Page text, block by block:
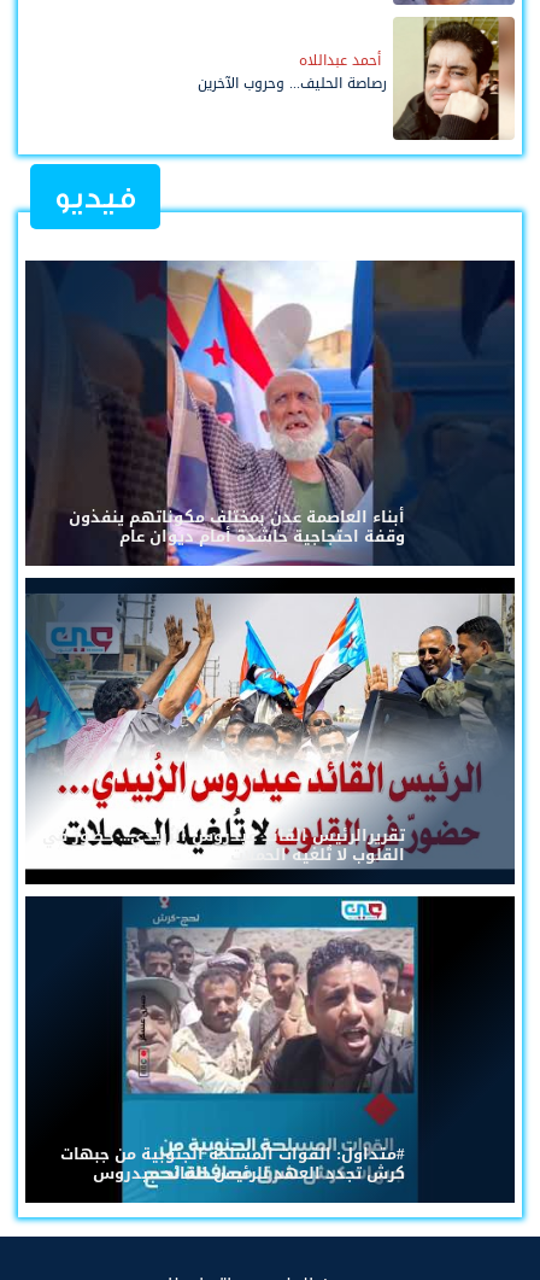
أحمد عبداللاه
رصاصة الحليف... وحروب الآخرين
فيديو
أبناء العاصمة عدن بمختلف مكوناتهم ينفذون
وقفة احتجاجية حاشدة أمام ديوان عام
تقريرالرئيس القائد عيدروس الزُبيدي... حضورٌ في
القلوب لا تُلغيه الحملات
#متداول: القوات المسلحة الجنوبية من جبهات
كرش تجدد العهد للرئيس القائد عيدروس